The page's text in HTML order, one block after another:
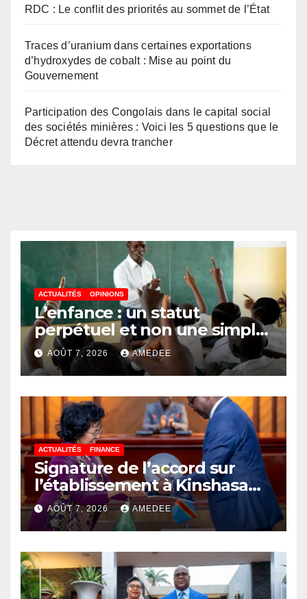
RDC : Le conflit des priorités au sommet de l’État
Traces d’uranium dans certaines exportations
d’hydroxydes de cobalt : Mise au point du
Gouvernement
Participation des Congolais dans le capital social
des sociétés minières : Voici les 5 questions que le
Décret attendu devra trancher
ACTUALITÉS OPINIONS
L’enfance : un statut
perpétuel et non une simple
étape de la vie
AOÛT 7, 2026 AMEDEE
ACTUALITÉS FINANCE
Signature de l’accord sur
l’établissement à Kinshasa
du bureau-pays de l’Agence
de développement de
l’Union africaine–Nouveau
Partenariat pour le
développement de l’Afrique
(AUDA-NEPAD)
AOÛT 7, 2026 AMEDEE